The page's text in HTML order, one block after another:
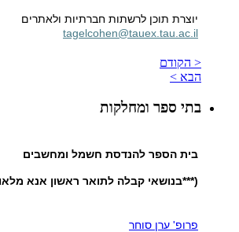
יוצרת תוכן לרשתות חברתיות ולאתרים
tagelcohen@tauex.tau.ac.il
< הקודם
הבא >
בתי ספר ומחלקות
בית הספר להנדסת חשמל ומחשבים
(***בנושאי קבלה לתואר ראשון אנא
פרופ' ערן סוחר